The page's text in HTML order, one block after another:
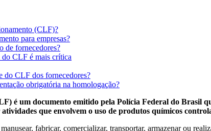
(CLF)?
para empresas?
de fornecedores?
do CLF é mais crítica
do CLF dos fornecedores?
obrigatória na homologação?
é um documento emitido pela Polícia Federal do Brasil
que envolvem o uso de produtos químicos
fabricar, comercializar, transportar, armazenar ou